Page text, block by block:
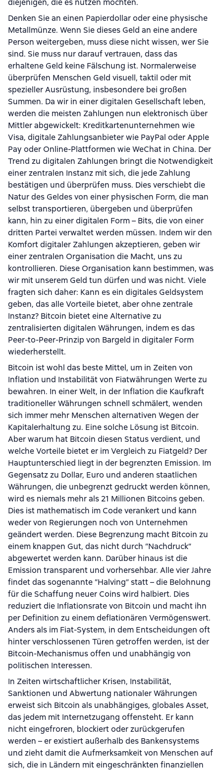
diejenigen, die es nutzen möchten.
Denken Sie an einen Papierdollar oder eine physische
Metallmünze. Wenn Sie dieses Geld an eine andere
Person weitergeben, muss diese nicht wissen, wer Sie
sind. Sie muss nur darauf vertrauen, dass das
erhaltene Geld keine Fälschung ist. Normalerweise
überprüfen Menschen Geld visuell, taktil oder mit
spezieller Ausrüstung, insbesondere bei großen
Summen. Da wir in einer digitalen Gesellschaft leben,
werden die meisten Zahlungen nun elektronisch über
Mittler abgewickelt: Kreditkartenunternehmen wie
Visa, digitale Zahlungsanbieter wie PayPal oder Apple
Pay oder Online-Plattformen wie WeChat in China. Der
Trend zu digitalen Zahlungen bringt die Notwendigkeit
einer zentralen Instanz mit sich, die jede Zahlung
bestätigen und überprüfen muss. Dies verschiebt die
Natur des Geldes von einer physischen Form, die man
selbst transportieren, übergeben und überprüfen
kann, hin zu einer digitalen Form – Bits, die von einer
dritten Partei verwaltet werden müssen. Indem wir den
Komfort digitaler Zahlungen akzeptieren, geben wir
einer zentralen Organisation die Macht, uns zu
kontrollieren. Diese Organisation kann bestimmen, was
wir mit unserem Geld tun dürfen und was nicht. Viele
fragten sich daher: Kann es ein digitales Geldsystem
geben, das alle Vorteile bietet, aber ohne zentrale
Instanz? Bitcoin bietet eine Alternative zu
zentralisierten digitalen Währungen, indem es das
Peer-to-Peer-Prinzip von Bargeld in digitaler Form
wiederherstellt.
Bitcoin ist wohl das beste Mittel, um in Zeiten von
Inflation und Instabilität von Fiatwährungen Werte zu
bewahren. In einer Welt, in der Inflation die Kaufkraft
traditioneller Währungen schnell schmälert, wenden
sich immer mehr Menschen alternativen Wegen der
Kapitalerhaltung zu. Eine solche Lösung ist Bitcoin.
Aber warum hat Bitcoin diesen Status verdient, und
welche Vorteile bietet er im Vergleich zu Fiatgeld? Der
Hauptunterschied liegt in der begrenzten Emission. Im
Gegensatz zu Dollar, Euro und anderen staatlichen
Währungen, die unbegrenzt gedruckt werden können,
wird es niemals mehr als 21 Millionen Bitcoins geben.
Dies ist mathematisch im Code verankert und kann
weder von Regierungen noch von Unternehmen
geändert werden. Diese Begrenzung macht Bitcoin zu
einem knappen Gut, das nicht durch “Nachdruck”
abgewertet werden kann. Darüber hinaus ist die
Emission transparent und vorhersehbar. Alle vier Jahre
findet das sogenannte “Halving” statt – die Belohnung
für die Schaffung neuer Coins wird halbiert. Dies
reduziert die Inflationsrate von Bitcoin und macht ihn
per Definition zu einem deflationären Vermögenswert.
Anders als im Fiat-System, in dem Entscheidungen oft
hinter verschlossenen Türen getroffen werden, ist der
Bitcoin-Mechanismus offen und unabhängig von
politischen Interessen.
In Zeiten wirtschaftlicher Krisen, Instabilität,
Sanktionen und Abwertung nationaler Währungen
erweist sich Bitcoin als unabhängiges, globales Asset,
das jedem mit Internetzugang offensteht. Er kann
nicht eingefroren, blockiert oder zurückgerufen
werden – er existiert außerhalb des Bankensystems
und zieht damit die Aufmerksamkeit von Menschen auf
sich, die in Ländern mit eingeschränkten finanziellen